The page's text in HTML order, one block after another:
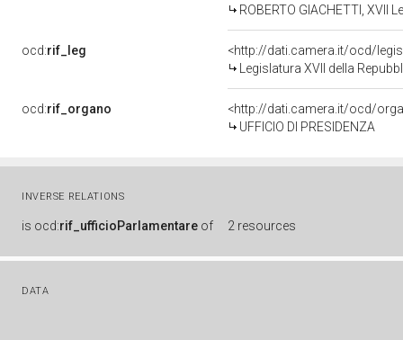
ROBERTO GIACHETTI, XVII
ocd:rif_leg
<http://dati.camera.it/ocd/
Legislatura XVII della
ocd:rif_organo
<http://dati.camera.it/ocd/
UFFICIO DI PRESIDENZA
INVERSE RELATIONS
is ocd:rif_ufficioParlamentare of 2 resources
DATA